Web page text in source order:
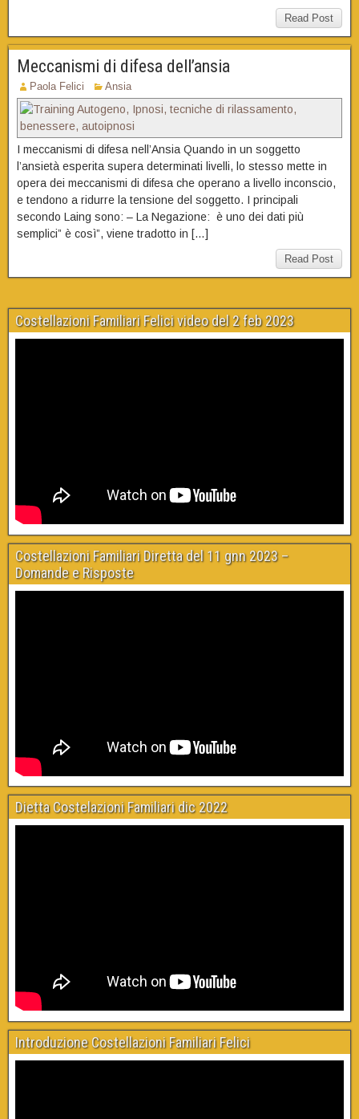
Read Post
Meccanismi di difesa dell’ansia
Paola Felici Ansia
I meccanismi di difesa nell’Ansia Quando in un soggetto
l’ansietà esperita supera determinati livelli, lo stesso mette in
opera dei meccanismi di difesa che operano a livello inconscio,
e tendono a ridurre la tensione del soggetto. I principali
secondo Laing sono: – La Negazione: è uno dei dati più
semplici” è così”, viene tradotto in […]
Read Post
Costellazioni Familiari Felici video del 2 feb 2023
Costellazioni Familiari Diretta del 11 gnn 2023 –
Domande e Risposte
Dietta Costelazioni Familiari dic 2022
Introduzione Costellazioni Familiari Felici